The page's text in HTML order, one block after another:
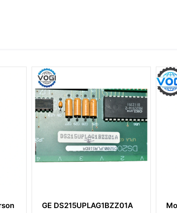
Modul Sakelar Bus I/O GE